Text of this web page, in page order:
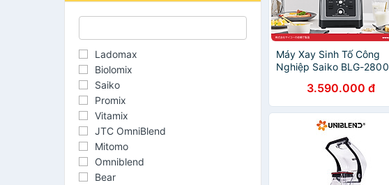
Ladomax
Biolomix
Saiko
Promix
Vitamix
JTC OmniBlend
Mitomo
Omniblend
Bear
Máy Xay Sinh Tố Công
Nghiệp Saiko BLG-2800
3.590.000 đ